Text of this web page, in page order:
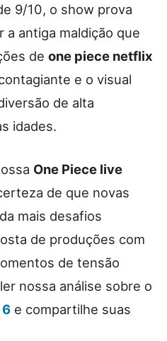
9/10, o show prova
a antiga maldição que
de one piece netflix
e o visual
de alta
idades.
One Piece live
de que novas
mais desafios
de produções com
de tensão
nossa análise sobre o
6 e compartilhe suas